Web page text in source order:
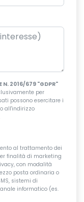
N. 2016/679 "GDPR"
per
possono esercitare i
all'indirizzo
al trattamento dei
finalità di marketing
con modalità
posta ordinaria o
sistemi di
informatico (es.